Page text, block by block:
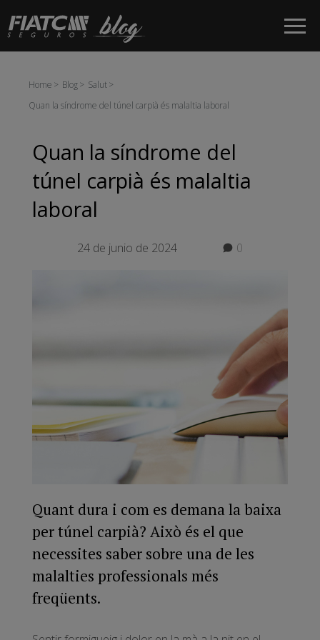
Salta al contingut principal
Home Blog
Salut
Quan la síndrome del túnel carpià és malaltia laboral
Quan la síndrome del
túnel carpià és malaltia
laboral
24 de junio de 2024 0
Quant dura i com es demana la baixa
per túnel carpià? Això és el que
necessites saber sobre una de les
malalties professionals més
freqüents.